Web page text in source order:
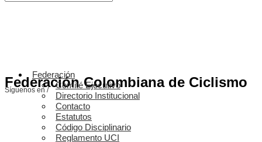
Federación Colombiana de Ciclismo
Síguenos en /
Federación
Comité Ejecutivo
Directorio Institucional
Contacto
Estatutos
Código Disciplinario
Reglamento UCI